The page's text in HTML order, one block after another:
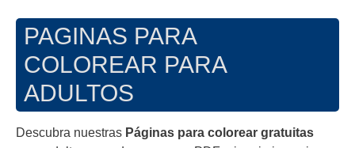
PAGINAS PARA
COLOREAR PARA
ADULTOS
Descubra nuestras Páginas para colorear gratuitas